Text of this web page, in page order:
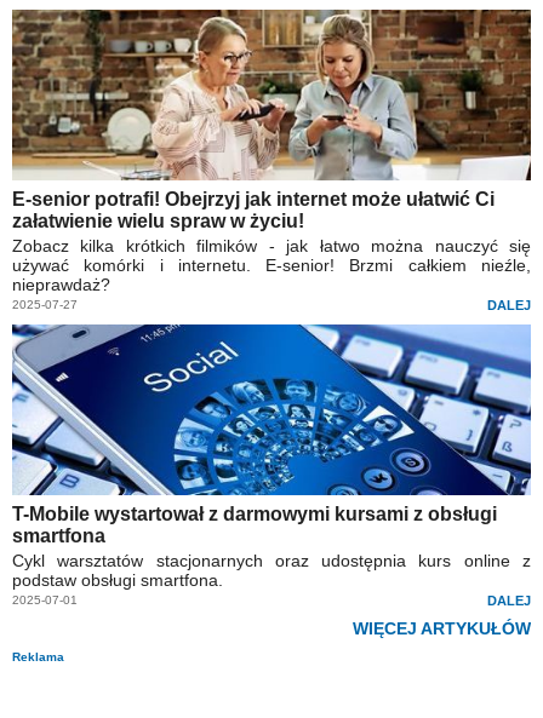
E-senior potrafi! Obejrzyj jak internet może ułatwić Ci
załatwienie wielu spraw w życiu!
Zobacz kilka krótkich filmików - jak łatwo można nauczyć się
używać komórki i internetu. E-senior! Brzmi całkiem nieźle,
nieprawdaż?
2025-07-27 DALEJ
T-Mobile wystartował z darmowymi kursami z obsługi
smartfona
Cykl warsztatów stacjonarnych oraz udostępnia kurs online z
podstaw obsługi smartfona.
2025-07-01 DALEJ
WIĘCEJ ARTYKUŁÓW
Reklama